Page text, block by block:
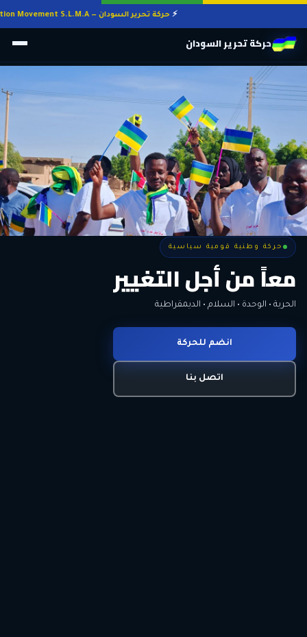
حركة تحرير السودان — Sudan Liberation Movement S.L.M.A
حركة تحرير السودان
حركة وطنية قومية سياسية
وطنٌ لكل أهله
المواطنة هي المعيار الأوحد لنيل الحقوق وأداء الواجبات
تعرّف على الحركة
برنامجنا السياسي
حركة وطنية قومية سياسية
معاً من أجل التغيير
الحرية • الوحدة • السلام • الديمقراطية
انضم للحركة
اتصل بنا